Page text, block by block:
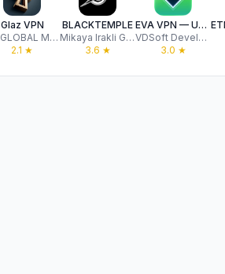
Glaz VPN
PT GLOBAL MEGAH MANDIRI
2.1 ★
BLACKTEMPLE
Mikaya Irakli Guramovich, IP
3.6 ★
EVA VPN — Universal Proxy
VDSoft Development Korlatolt Felelossegu Tarsasag
3.0 ★